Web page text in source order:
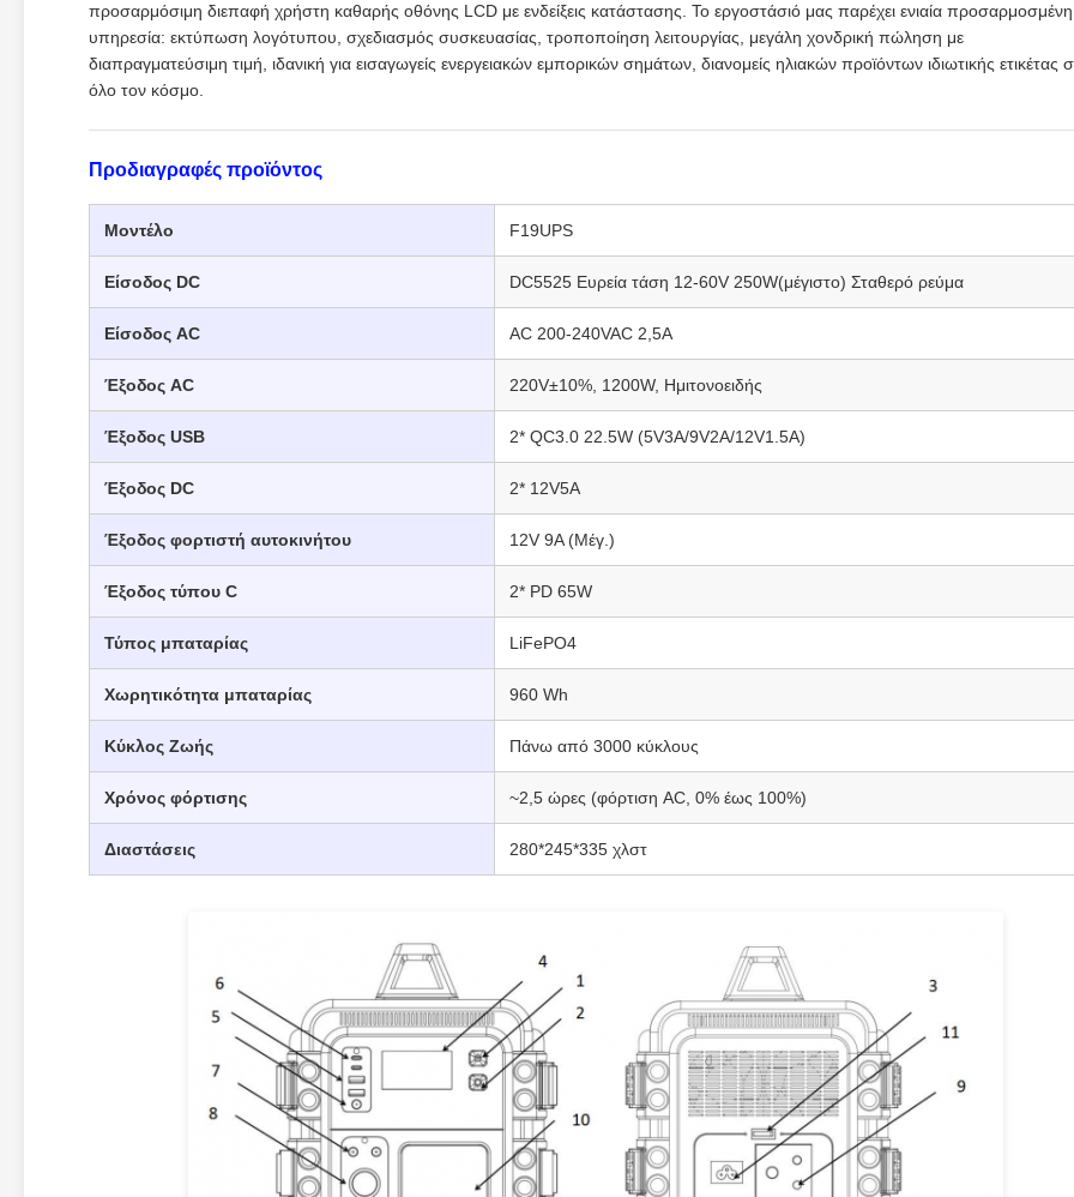
προσαρμόσιμη διεπαφή χρήστη καθαρής οθόνης LCD με ενδείξεις κατάστασης. Το εργοστάσιό μας παρέχει ενιαία προσαρμοσμένη
υπηρεσία: εκτύπωση λογότυπου, σχεδιασμός συσκευασίας, τροποποίηση λειτουργίας, μεγάλη χονδρική πώληση με
διαπραγματεύσιμη τιμή, ιδανική για εισαγωγείς ενεργειακών εμπορικών σημάτων, διανομείς ηλιακών προϊόντων ιδιωτικής ετικέτας
όλο τον κόσμο.
Προδιαγραφές προϊόντος
Μοντέλο F19UPS
Είσοδος DC DC5525 Ευρεία τάση 12-60V 250W(μέγιστο) Σταθερό ρεύμα
Είσοδος AC AC 200-240VAC 2,5A
Έξοδος AC 220V±10%, 1200W, Ημιτονοειδής
Έξοδος USB 2* QC3.0 22.5W (5V3A/9V2A/12V1.5A)
Έξοδος DC 2* 12V5A
Έξοδος φορτιστή αυτοκινήτου 12V 9A (Μέγ.)
Έξοδος τύπου C 2* PD 65W
Τύπος μπαταρίας LiFePO4
Χωρητικότητα μπαταρίας 960 Wh
Κύκλος Ζωής Πάνω από 3000 κύκλους
Χρόνος φόρτισης ~2,5 ώρες (φόρτιση AC, 0% έως 100%)
Διαστάσεις 280*245*335 χλστ